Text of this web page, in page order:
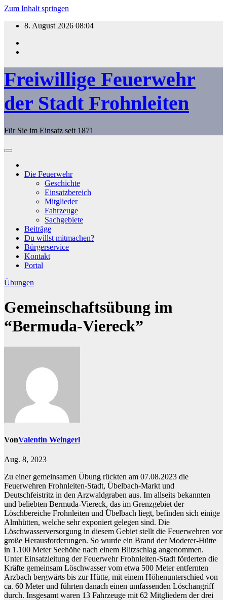
Zum Inhalt springen
8. August 2026 08:04
Freiwillige Feuerwehr
der Stadt Frohnleiten
Für Sie im Einsatz seit 1871
Die Feuerwehr
Geschichte
Einsatzbereich
Mitglieder
Fahrzeuge
Sachgebiete
Beiträge
Du willst mitmachen?
Bürgerservice
Kontakt
Portal
Übungen
Gemeinschaftsübung im
“Bermuda-Viereck”
VonValentin Weingerl
Aug. 8, 2023
Zu einer gemeinsamen Übung rückten am 07.08.2023 die
Feuerwehren Frohnleiten-Stadt, Übelbach-Markt und
Deutschfeistritz in den Arzwaldgraben aus. Im allseits bekannten
und beliebten Bermuda-Viereck, das im Grenzgebiet der
Löschbereiche Frohnleiten und Übelbach liegt, befinden sich einige
Almhütten, welche sehr exponiert gelegen sind. Die
Löschwasserversorgung in diesem Gebiet stellt die Feuerwehren vor
große Herausforderungen. So wurde ein Brand der Moderer-Hütte
in 1.100 Meter Seehöhe nach einem Blitzschlag angenommen.
Unter Einsatzleitung der Feuerwehr Frohnleiten-Stadt förderten die
Kräfte gemeinsam Löschwasser vom etwa 500 Meter entfernten
Arzbach bergwärts bis zur Hütte, mit einem Höhenunterschied von
ca. 60 Meter und führten danach einen umfassenden Löschangriff
durch. Insgesamt waren 13 Fahrzeuge mit 62 Mitgliedern der drei